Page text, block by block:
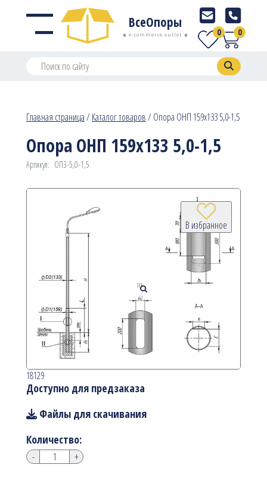
ВсеОпоры
e-commerce outlet 0
0
Главная страница/Каталог товаров/Опора ОНП 159х133 5,0-1,5
Опора ОНП 159х133 5,0-1,5
Артикул: ОП3-5,0-1,5
В избранное
18129
Доступно для предзаказа
Файлы для скачивания
Количество:
- +